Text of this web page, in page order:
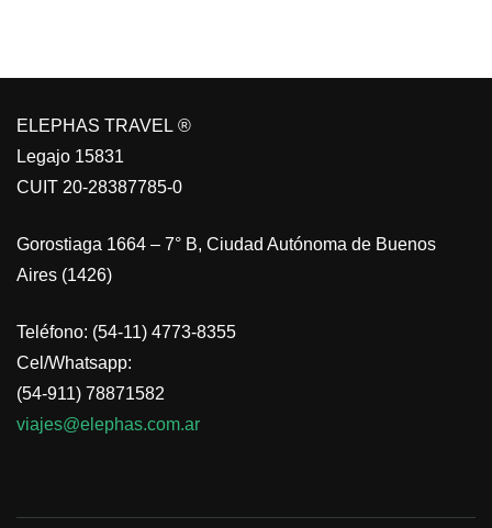
ELEPHAS TRAVEL ®
Legajo 15831
CUIT 20-28387785-0
Gorostiaga 1664 – 7° B, Ciudad Autónoma de Buenos
Aires (1426)
Teléfono: (54-11) 4773-8355
Cel/Whatsapp:
(54-911) 78871582
viajes@elephas.com.ar